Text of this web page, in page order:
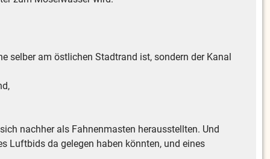
selber am östlichen Stadtrand ist, sondern der Kanal
nachher als Fahnenmasten herausstellten. Und
Luftbids da gelegen haben könnten, und eines